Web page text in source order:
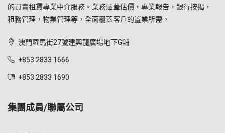
的買賣租賃專業中介服務。業務涵蓋估價，專業報告，銀行按揭，
租務管理，物業管理等，全面覆蓋客戶的置業所需。
澳門羅馬街27號建興龍廣場地下G舖
+853 2833 1666
+853 2833 1690
集團成員/聯屬公司